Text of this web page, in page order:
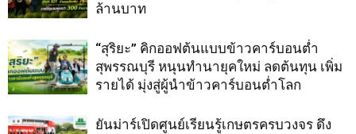
ล้านบาท
“สุริยะ” คิกออฟต้นแบบข้าวคาร์บอนต่ำ
สุพรรณบุรี หนุนทำนายุคใหม่ ลดต้นทุน เพิ่ม
รายได้ มุ่งสู่ผู้นำข้าวคาร์บอนต่ำโลก
ยันม่าร์เปิดศูนย์เรียนรู้เกษตรครบวงจร ดึง